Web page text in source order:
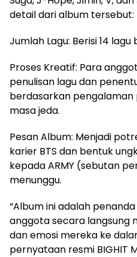
detail dari album tersebut:
Jumlah Lagu: Berisi 14 lagu
Proses Kreatif: Para
penulisan lagu dan
berdasarkan
masa jeda.
Pesan Album: Menjadi
karier BTS dan bentuk
kepada ARMY (sebutan
menunggu.
“Album ini adalah
anggota secara langsung
dan emosi mereka ke
pernyataan resmi BIGHIT